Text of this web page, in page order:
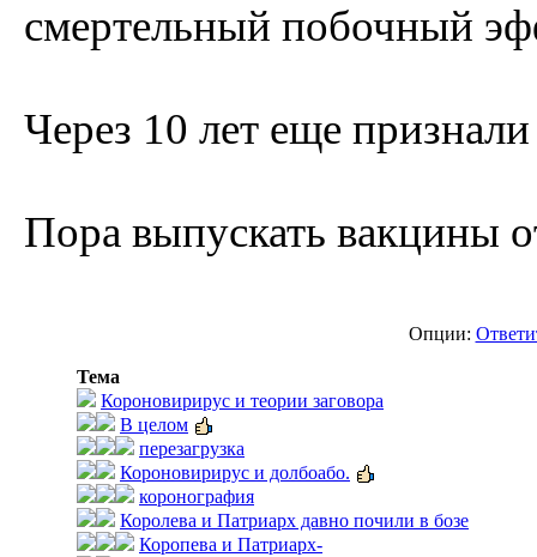
смертельный побочный
Через 10 лет еще
Пора выпускать вакцины
Опции:
Тема
Короновирирус и теории заговора
В целом
перезагрузка
Короновирирус и долбоабо.
коронография
Королева и Патриарх давно почили в бозе
Коропева и Патриарх-